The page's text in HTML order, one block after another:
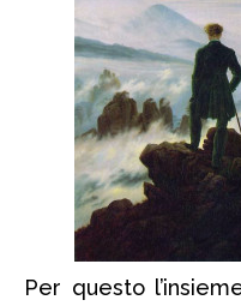
Per questo